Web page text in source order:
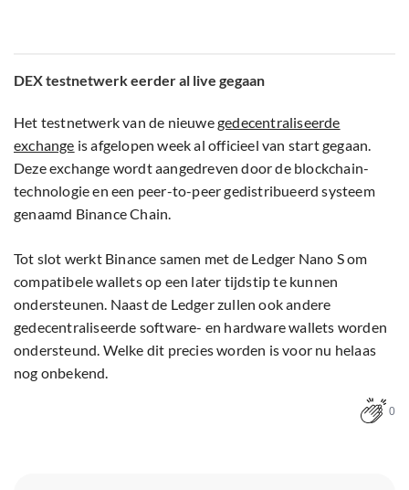
DEX testnetwerk eerder al live gegaan
Het testnetwerk van de nieuwegedecentraliseerde
exchange is afgelopen week al officieel van start gegaan.
Deze exchange wordt aangedreven door de blockchain-
technologie en een peer-to-peer gedistribueerd systeem
genaamd Binance Chain.
Tot slot werkt Binance samen met de Ledger Nano S om
compatibele wallets op een later tijdstip te kunnen
ondersteunen. Naast de Ledger zullen ook andere
gedecentraliseerde software- en hardware wallets worden
ondersteund. Welke dit precies worden is voor nu helaas
nog onbekend.
0